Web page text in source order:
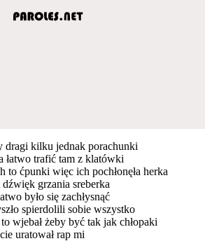
dragi kilku jednak porachunki
łatwo trafić tam z klatówki
to ćpunki więc ich pochłonęła herka
grzania sreberka
było się zachłysnąć
spierdolili sobie wszystko
wjebał żeby być tak jak chłopaki
uratował rap mi